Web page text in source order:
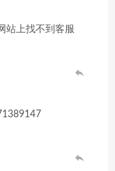
站上找不到客服